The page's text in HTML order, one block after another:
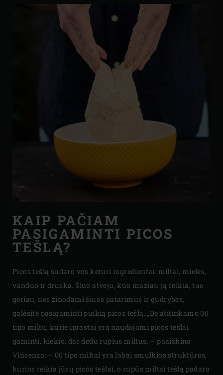
KAIP PAČIAM
PASIGAMINTI PICOS
TEŠLĄ?
Picos tešlą sudaro vos keturi ingredientai: miltai, mielės,
vanduo ir druska. Šiuo atveju, kuo mažiau jų reikia, tuo
geriau, nes žinodami šiuos patarimus ir gudrybes,
galėsite pasigaminti puikią picos tešlą. „Be atitinkamo 00
tipo miltų, kurie įprastai yra naudojami picos tešlai
gaminti, kiekio, dar dedu rupius miltus, – paaiškino
Vincenzo. – 00 tipo miltai yra labai smulkios struktūros,
kurios reikia jūsų picos tešlai, o rupūs miltai tešlą padaro